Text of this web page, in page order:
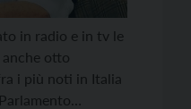
in radio e in tv le
otto
i più noti in Italia